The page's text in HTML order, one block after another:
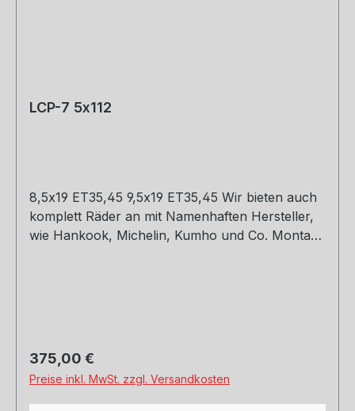
LCP-7 5x112
8,5x19 ET35,45 9,5x19 ET35,45 Wir bieten auch
komplett Räder an mit Namenhaften Hersteller,
wie Hankook, Michelin, Kumho und Co. Montage
Regulärer Preis:
375,00 €
Preise inkl. MwSt. zzgl. Versandkosten